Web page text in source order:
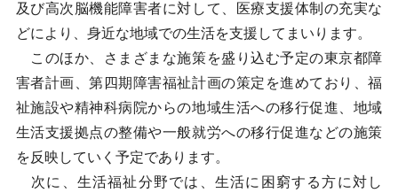
及び高次脳機能障害者に対して、医療支援体制の充実な
どにより、身近な地域での生活を支援してまいります。
このほか、さまざまな施策を盛り込む予定の東京都障
害者計画、第四期障害福祉計画の策定を進めており、福
祉施設や精神科病院からの地域生活への移行促進、地域
生活支援拠点の整備や一般就労への移行促進などの施策
を反映していく予定であります。
次に、生活福祉分野では、生活に困窮する方に対し